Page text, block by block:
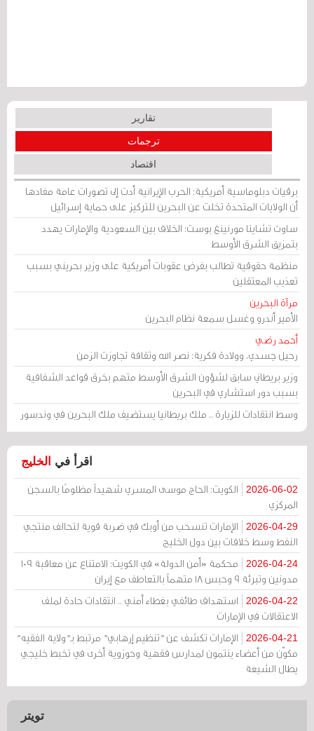
تقارير
ترجمات
اقتصاد
برقيات دبلوماسية أمريكية: الحرب الإيرانية أدت إلى تصورات عامة مفادها
أن الولايات المتحدة تخلت عن البحرين للتركيز على حماية إسرائيل
ساوث تشاينا مورنينغ بوست: الخلاف بين السعودية والإمارات يهدد
بتمزيق الشرق الأوسط
منظمة حقوقية تطالب بفرض عقوبات أمريكية على وزير بحريني بسبب
تعذيب المعتقلين
مرآة البحرين
الأمير أندرو وغسل سمعة نظام البحرين
أحمد رضي
رحيل جسدي، وولادة فكرية: نصر الله وثقافة تجاوزت الزمن
وزير بريطاني سابق لشؤون الشرق الأوسط متهم بخرق قواعد الشفافية
بسبب دور استشاري في البحرين
وسط انتقادات للزيارة .. ملك بريطانيا يستضيف ملك البحرين في وندسور
اقرأ في الخليج
2026-06-02
الكويت: الحاج موسى المسري شهيداً مظلومًا بالسجن
المركزي
2026-04-29
الإمارات تنسحب من أوبك في ضربة قوية لتحالف منتجي
النفط وسط خلافات بين دول الخليج
2026-04-24
محكمة «أمن الدولة» في الكويت: الامتناع عن معاقبة 109
مدونين وتبرئة 9 وحبس 18 متهماً بالتعاطف مع إيران
2026-04-22
استهداف طائفي بغطاء أمني .. انتقادات حادة لملف
الاعتقالات في الإمارات
2026-04-21
الإمارات تكشف عن "تنظيم إرهابي" مرتبط بـ"ولاية الفقيه"
مكوّن من أعضاء ينتمون لمدارس فقهية وحوزوية أخرى في تخبط خليجي
يطال الشيعة
تويتر